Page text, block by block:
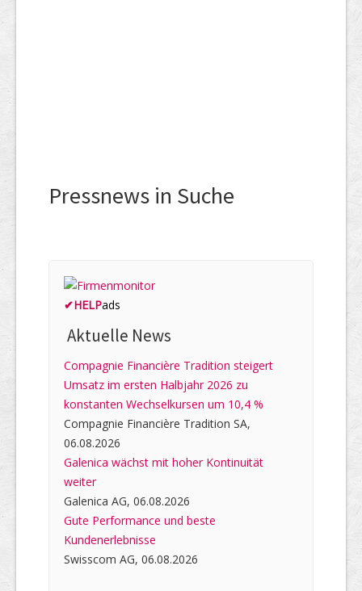
Pressnews in Suche
✔HELPads
Aktuelle News
Compagnie Financière Tradition steigert
Umsatz im ersten Halbjahr 2026 zu
konstanten Wechselkursen um 10,4 %
Compagnie Financière Tradition SA,
06.08.2026
Galenica wächst mit hoher Kontinuität
weiter
Galenica AG, 06.08.2026
Gute Performance und beste
Kundenerlebnisse
Swisscom AG, 06.08.2026